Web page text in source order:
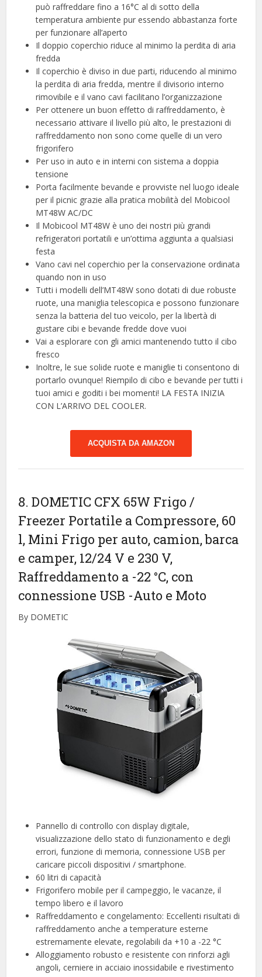
può raffreddare fino a 16°C al di sotto della
temperatura ambiente pur essendo abbastanza forte
per funzionare all’aperto
Il doppio coperchio riduce al minimo la perdita di aria
fredda
Il coperchio è diviso in due parti, riducendo al minimo
la perdita di aria fredda, mentre il divisorio interno
rimovibile e il vano cavi facilitano l’organizzazione
Per ottenere un buon effetto di raffreddamento, è
necessario attivare il livello più alto, le prestazioni di
raffreddamento non sono come quelle di un vero
frigorifero
Per uso in auto e in interni con sistema a doppia
tensione
Porta facilmente bevande e provviste nel luogo ideale
per il picnic grazie alla pratica mobilità del Mobicool
MT48W AC/DC
Il Mobicool MT48W è uno dei nostri più grandi
refrigeratori portatili e un’ottima aggiunta a qualsiasi
festa
Vano cavi nel coperchio per la conservazione ordinata
quando non in uso
Tutti i modelli dell’MT48W sono dotati di due robuste
ruote, una maniglia telescopica e possono funzionare
senza la batteria del tuo veicolo, per la libertà di
gustare cibi e bevande fredde dove vuoi
Vai a esplorare con gli amici mantenendo tutto il cibo
fresco
Inoltre, le sue solide ruote e maniglie ti consentono di
portarlo ovunque! Riempilo di cibo e bevande per tutti i
tuoi amici e goditi i bei momenti! LA FESTA INIZIA
CON L’ARRIVO DEL COOLER.
ACQUISTA DA AMAZON
8. DOMETIC CFX 65W Frigo /
Freezer Portatile a Compressore, 60
l, Mini Frigo per auto, camion, barca
e camper, 12/24 V e 230 V,
Raffreddamento a -22 °C, con
connessione USB -Auto e Moto
By DOMETIC
Pannello di controllo con display digitale,
visualizzazione dello stato di funzionamento e degli
errori, funzione di memoria, connessione USB per
caricare piccoli dispositivi / smartphone.
60 litri di capacità
Frigorifero mobile per il campeggio, le vacanze, il
tempo libero e il lavoro
Raffreddamento e congelamento: Eccellenti risultati di
raffreddamento anche a temperature esterne
estremamente elevate, regolabili da +10 a -22 °C
Alloggiamento robusto e resistente con rinforzi agli
angoli, cerniere in acciaio inossidabile e rivestimento